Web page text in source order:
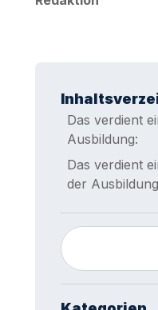
Das verdient
Ausbildung:
Das verdient
der